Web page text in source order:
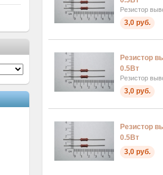
Резистор
3,0 руб.
Резистор
0.5Вт
Резистор
3,0 руб.
Резистор
0.5Вт
3,0 руб.